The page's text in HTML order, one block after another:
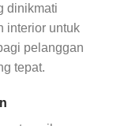
dinikmati
interior untuk
pelanggan
tepat.